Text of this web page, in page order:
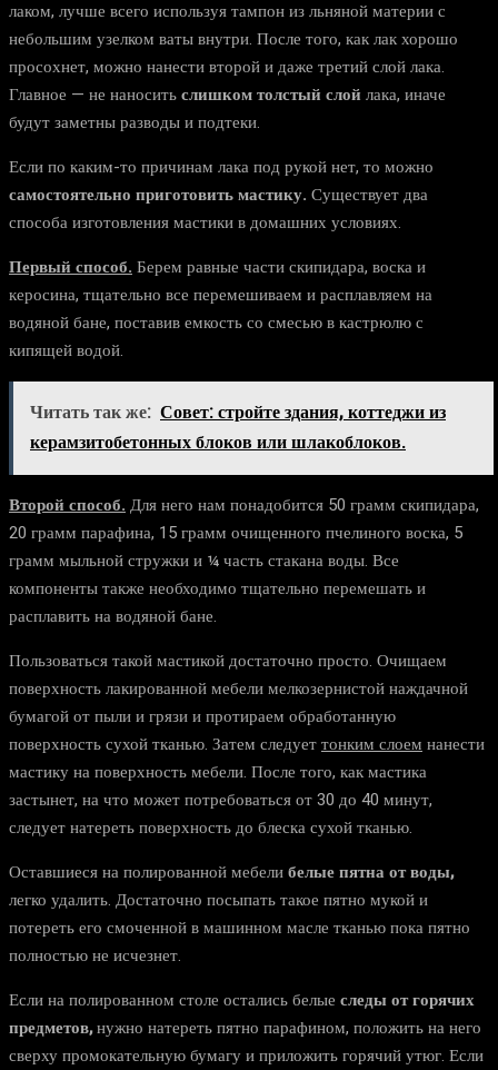
лаком, лучше всего используя тампон из льняной материи с
небольшим узелком ваты внутри. После того, как лак хорошо
просохнет, можно нанести второй и даже третий слой лака.
Главное — не наноситьслишком толстый слой лака, иначе
будут заметны разводы и подтеки.
Если по каким-то причинам лака под рукой нет, то можно
самостоятельно приготовить мастику. Существует два
способа изготовления мастики в домашних условиях.
Первый способ. Берем равные части скипидара, воска и
керосина, тщательно все перемешиваем и расплавляем на
водяной бане, поставив емкость со смесью в кастрюлю с
кипящей водой.
Читать так же: Совет: стройте здания, коттеджи из
керамзитобетонных блоков или шлакоблоков.
Второй способ. Для него нам понадобится 50 грамм скипидара,
20 грамм парафина, 15 грамм очищенного пчелиного воска, 5
грамм мыльной стружки и ¼ часть стакана воды. Все
компоненты также необходимо тщательно перемешать и
расплавить на водяной бане.
Пользоваться такой мастикой достаточно просто. Очищаем
поверхность лакированной мебели мелкозернистой наждачной
бумагой от пыли и грязи и протираем обработанную
поверхность сухой тканью. Затем следуеттонким слоем нанести
мастику на поверхность мебели. После того, как мастика
застынет, на что может потребоваться от 30 до 40 минут,
следует натереть поверхность до блеска сухой тканью.
Оставшиеся на полированной мебелибелые пятна от воды,
легко удалить. Достаточно посыпать такое пятно мукой и
потереть его смоченной в машинном масле тканью пока пятно
полностью не исчезнет.
Если на полированном столе остались белые следы от горячих
предметов,нужно натереть пятно парафином, положить на него
сверху промокательную бумагу и приложить горячий утюг. Если